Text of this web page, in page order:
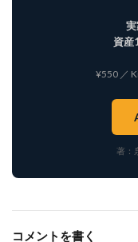
資産
¥550 ／
著：
コメントを書く